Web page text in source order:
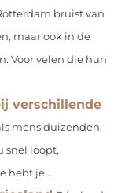
bruist van
maar ook in de
Voor velen die hun
verschillende
mens duizenden,
snel loopt,
hebt je...